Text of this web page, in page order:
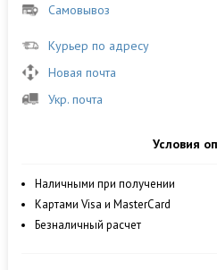
Самовывоз
Курьер по адресу
Новая почта
Укр. почта
Условия
Наличными при получении
Картами Visa и MasterCard
Безналичный расчет